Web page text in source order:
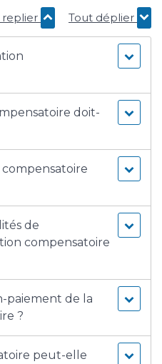
replier Tout déplier
doit-
de
compensatoire
paiement de la
?
peut-elle